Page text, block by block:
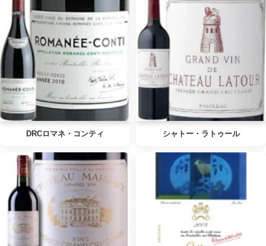
DRCロマネ・コンティ シャトー・ラトゥール